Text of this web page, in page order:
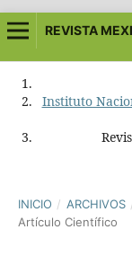
REVISTA
Instituto
INICIO / ARCHIVOS
Artículo Científico